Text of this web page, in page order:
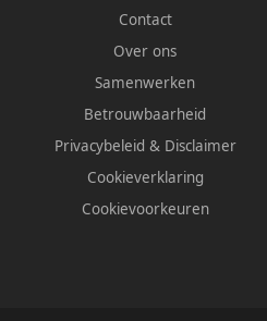
Contact
Over ons
Samenwerken
Betrouwbaarheid
Privacybeleid & Disclaimer
Cookieverklaring
Cookievoorkeuren